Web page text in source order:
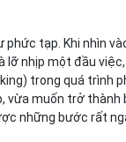
phức tạp. Khi nhìn
lỡ nhịp một đầu
trong quá trình
vừa muốn trở
những bước rất